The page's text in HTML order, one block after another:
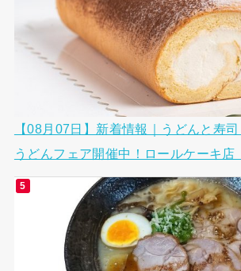
【08月07日】新着情報｜うどんと寿
うどんフェア開催中！ロールケーキ店